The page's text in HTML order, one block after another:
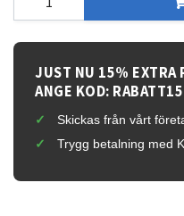
JUST NU 15% EXTRA
ANGE KOD: RABATT15
Skickas från vårt
Trygg betalning med